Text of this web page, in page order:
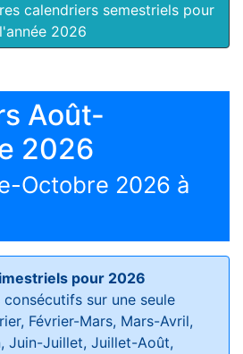
calendriers semestriels pour
l'année 2026
Août-
2026
Octobre 2026 à
pour 2026
sur une seule
Février-Mars, Mars-Avril,
Juin-Juillet, Juillet-Août,